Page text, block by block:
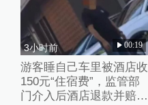
3小时前 00:19
游客睡自己车里被酒店收
150元“住宿费”，监管部
门介入后酒店退款并赔偿